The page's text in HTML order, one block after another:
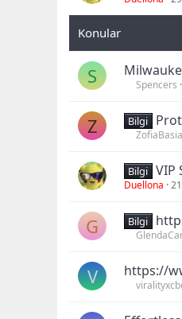
S Spencers
Z Bilgi
Bilgi VIP
Duellona
G Bilgi
V https://